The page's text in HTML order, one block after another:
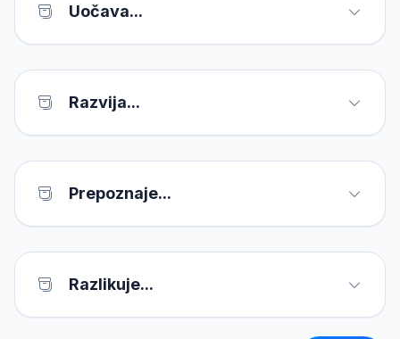
Uočava...
Razvija...
Prepoznaje...
Razlikuje...